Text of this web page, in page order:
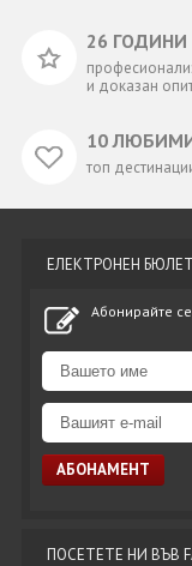
26 ГОДИНИ
и доказан
10
топ
ЕЛЕКТРОНЕН
Абонирайте
ПОСЕТЕТЕ НИ ВЪВ